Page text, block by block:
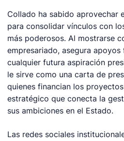
Collado ha sabido aprovechar
para consolidar vínculos con
más poderosos. Al mostrarse
empresariado, asegura apoyos
cualquier futura aspiración
le sirve como una carta de
quienes financian los
estratégico que conecta la
sus ambiciones en el Estado.
Las redes sociales